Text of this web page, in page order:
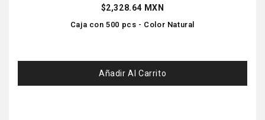
$2,328.64 MXN
Caja con 500 pcs - Color Natural
Añadir Al Carrito